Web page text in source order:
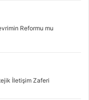
Reformu mu
İletişim Zaferi